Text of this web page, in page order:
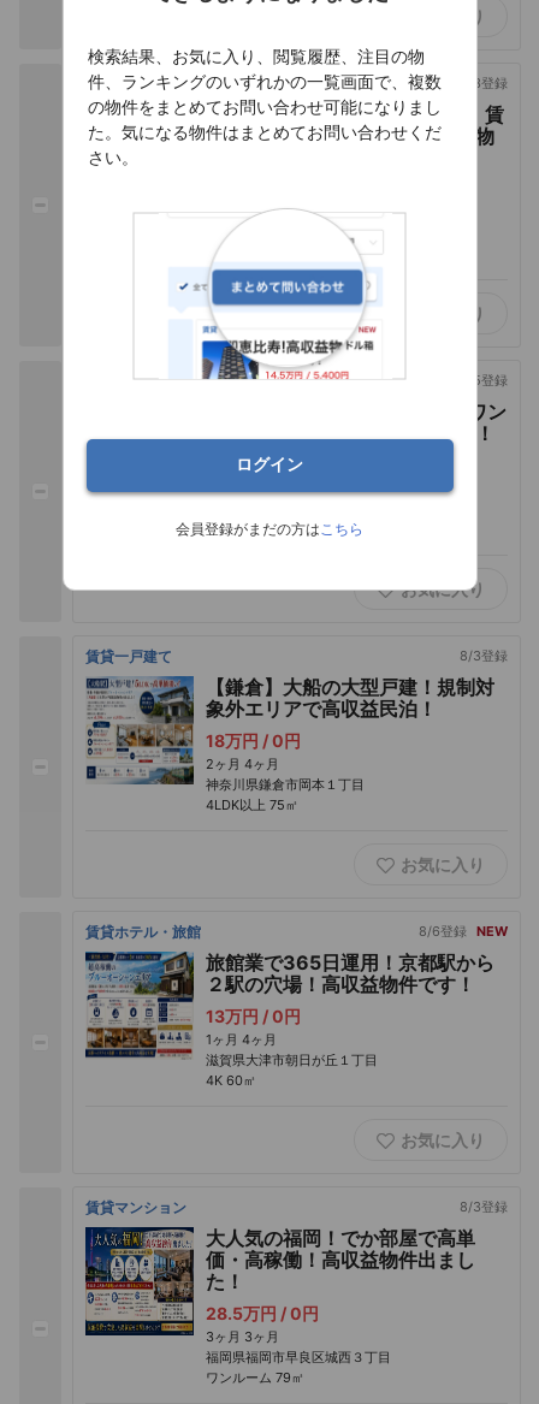
お気に入り
賃貸マンション 8/3登録
【杉並区】駅徒歩1分の超駅近！賃
料抑えめで簡単利益！おすすめ物
2ヶ月 4ヶ月
東京都杉並区高円寺南１丁目
1K
お気に入り
賃貸マンション1人が検討中 7/25登録
新宿区・新宿駅まで徒歩5分！ワン
フロアの超好立地の高収益物件！
37.5万円 /0円
6ヶ月 3ヶ月
ワンルーム 50㎡
お気に入り
賃貸一戸建て 8/3登録
【鎌倉】大船の大型戸建！規制対
象外エリアで高収益民泊！
18万円 /0円
2ヶ月 4ヶ月
神奈川県鎌倉市岡本１丁目
4LDK以上 75㎡
お気に入り
賃貸ホテル・旅館 8/6登録 NEW
旅館業で365日運用！京都駅から
２駅の穴場！高収益物件です！
13万円 /0円
1ヶ月 4ヶ月
滋賀県大津市朝日が丘１丁目
4K 60㎡
お気に入り
賃貸マンション 8/3登録
大人気の福岡！でか部屋で高単
価・高稼働！高収益物件出まし
た！
28.5万円 /0円
3ヶ月 3ヶ月
福岡県福岡市早良区城西３丁目
ワンルーム 79㎡
検索結果、お気に入り、閲覧履歴、注目の物
件、ランキングのいずれかの一覧画面で、複数
の物件をまとめてお問い合わせ可能になりまし
た。気になる物件はまとめてお問い合わせくだ
さい。
ログイン
会員登録がまだの方はこちら